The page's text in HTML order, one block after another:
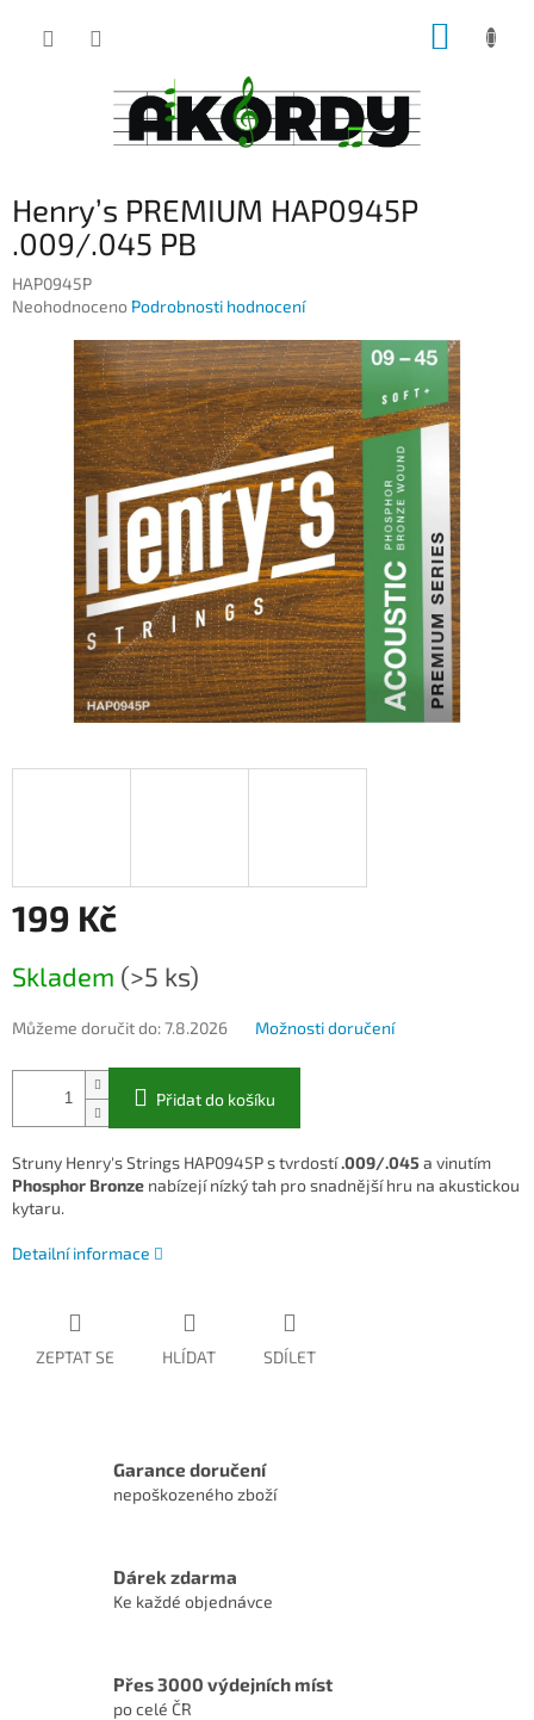
Henry’s PREMIUM HAP0945P
.009/.045 PB
HAP0945P
Průměrné
produktu
hvězdiček.
Neohodnoceno Podrobnosti hodnocení
199 Kč
cena:
Skladem (>5 ks)
Můžeme doručit do:7.8.2026 Možnosti doručení
Přidat do košíku
Struny Henry's Strings HAP0945P s tvrdostí.009/.045 a vinutím
Phosphor Bronze nabízejí nízký tah pro snadnější hru na akustickou
kytaru.
Detailní informace
ZEPTAT SE HLÍDAT SDÍLET
Garance doručení
nepoškozeného zboží
Dárek zdarma
Ke každé objednávce
Přes 3000 výdejních míst
po celé ČR